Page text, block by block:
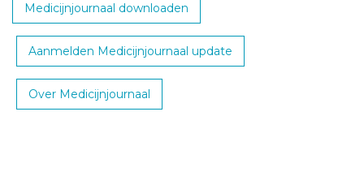
Medicijnjournaal downloaden
Aanmelden Medicijnjournaal update
Over Medicijnjournaal